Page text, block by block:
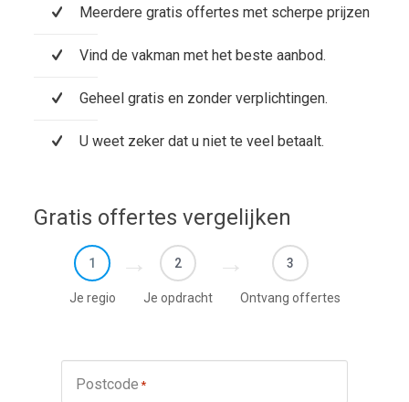
Meerdere gratis offertes met scherpe prijzen
Vind de vakman met het beste aanbod.
Geheel gratis en zonder verplichtingen.
U weet zeker dat u niet te veel betaalt.
Gratis offertes vergelijken
1
Je regio
2
Je opdracht
3
Ontvang offertes
Postcode *